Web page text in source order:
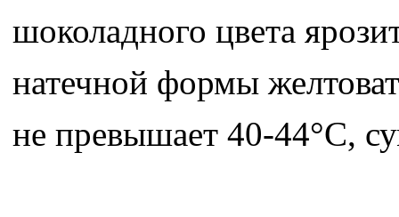
шоколадного цвета
натечной формы
не превышает 40-44°С,